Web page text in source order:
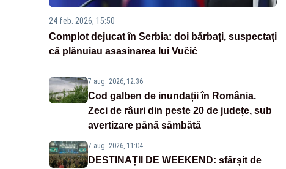
24 feb. 2026, 15:50
Complot dejucat în Serbia: doi bărbați, suspectați
că plănuiau asasinarea lui Vučić
7 aug. 2026, 12:36
Cod galben de inundații în România.
Zeci de râuri din peste 20 de județe, sub
avertizare până sâmbătă
7 aug. 2026, 11:04
DESTINAȚII DE WEEKEND: sfârșit de